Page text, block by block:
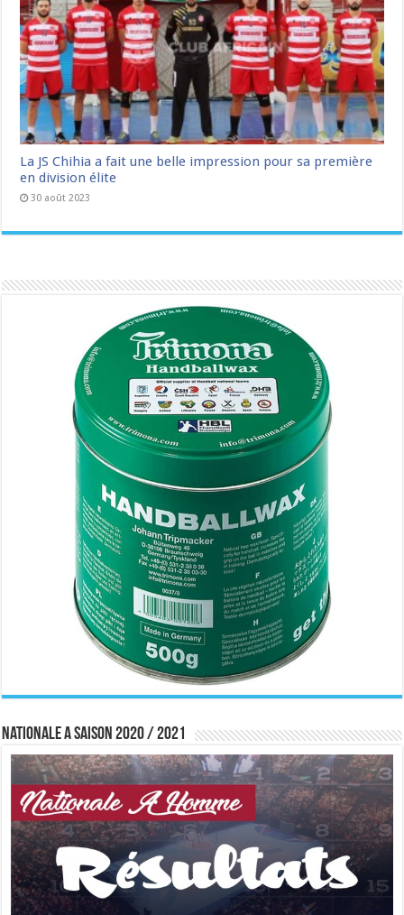
La JS Chihia a fait une belle impression pour sa première
en division élite
30 août 2023
Nationale A saison 2020 / 2021